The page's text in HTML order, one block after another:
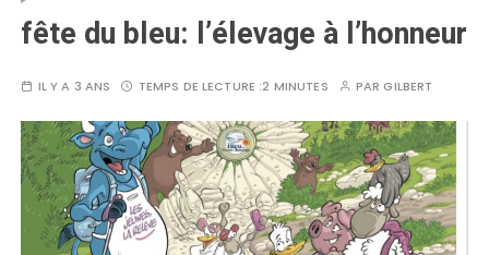
fête du bleu: l’élevage à l’honneur
IL Y A 3 ANS TEMPS DE LECTURE :2 MINUTES PARGILBERT